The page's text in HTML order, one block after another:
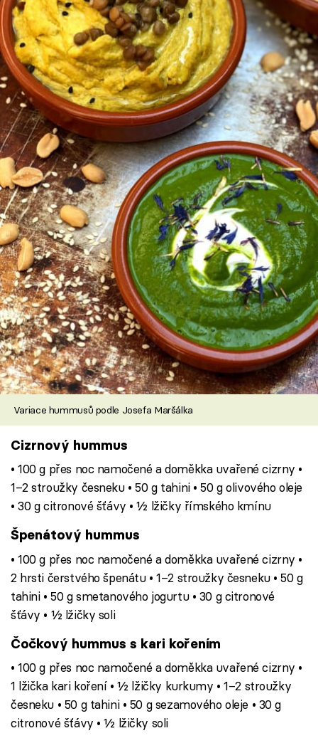
Variace hummusů podle Josefa Maršálka
Cizrnový hummus
• 100 g přes noc namočené a doměkka uvařené cizrny •
1–2 stroužky česneku • 50 g tahini • 50 g olivového oleje
• 30 g citronové šťávy • ½ lžičky římského kmínu
Špenátový hummus
• 100 g přes noc namočené a doměkka uvařené cizrny •
2 hrsti čerstvého špenátu • 1–2 stroužky česneku • 50 g
tahini • 50 g smetanového jogurtu • 30 g citronové
šťávy • ½ lžičky soli
Čočkový hummus s kari kořením
• 100 g přes noc namočené a doměkka uvařené cizrny •
1 lžička kari koření • ½ lžičky kurkumy • 1–2 stroužky
česneku • 50 g tahini • 50 g sezamového oleje • 30 g
citronové šťávy • ½ lžičky soli